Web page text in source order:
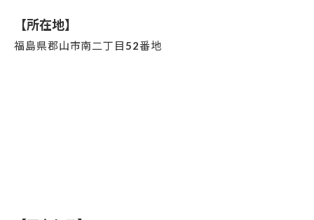
【所在地】
福島県郡山市南二丁目52番地